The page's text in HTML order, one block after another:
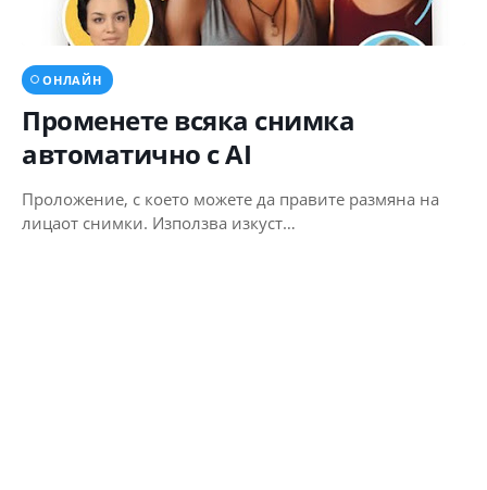
ОНЛАЙН
Променете всяка снимка
автоматично с AI
Проложение, с което можете да правите размяна на
лицаот снимки. Използва изкуст…